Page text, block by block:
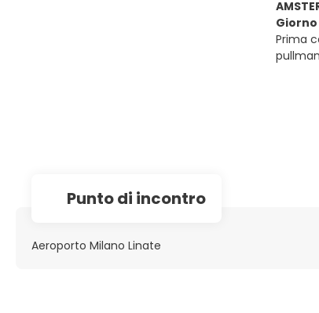
Prima
Punto di incontro
Aeroporto Milano Linate